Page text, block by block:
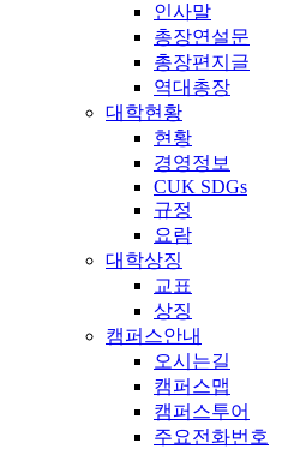
인사말
총장연설문
총장편지글
역대총장
대학현황
현황
경영정보
CUK SDGs
규정
요람
대학상징
교표
상징
캠퍼스안내
오시는길
캠퍼스맵
캠퍼스투어
주요전화번호